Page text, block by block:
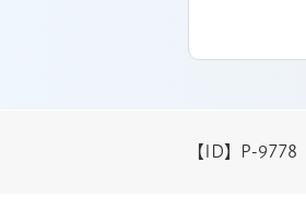
【ID】 P-9778